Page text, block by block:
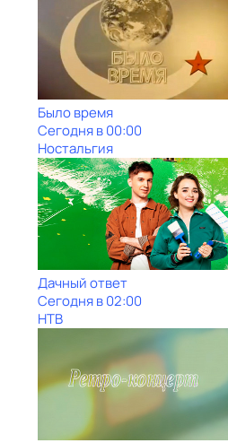
Было время
Сегодня в 00:00
Ностальгия
Дачный ответ
Сегодня в 02:00
НТВ